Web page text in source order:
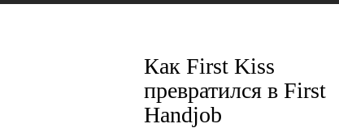
Как First Kiss
превратился в First
Handjob